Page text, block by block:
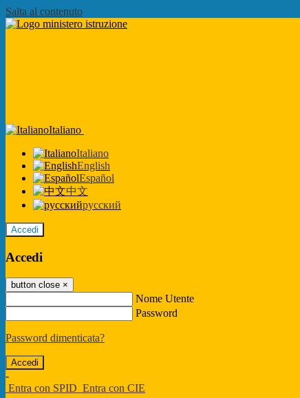
Salta al contenuto
Italiano
Italiano
English
Español
中文
русский
Accedi
Accedi
button close ×
Nome Utente
Password
Password dimenticata?
-
Entra con SPID Entra con CIE